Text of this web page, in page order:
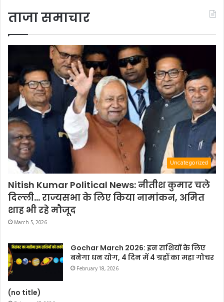
ताजा समाचार
Uncategorized
Nitish Kumar Political News: नीतीश कुमार चले
दिल्ली… राज्यसभा के लिए किया नामांकन, अमित
शाह भी रहे मौजूद
March 5, 2026
Gochar March 2026: इन राशियों के लिए
बनेगा धन योग, 4 दिन में 4 ग्रहों का महा गोचर
February 18, 2026
(no title)